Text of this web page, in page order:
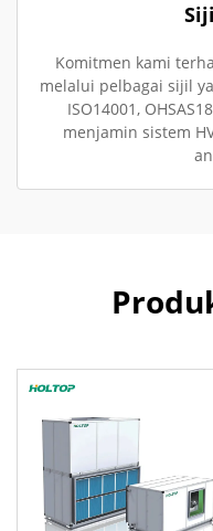
Komitmen kami
melalui pelbagai sijil
ISO14001,
menjamin sistem